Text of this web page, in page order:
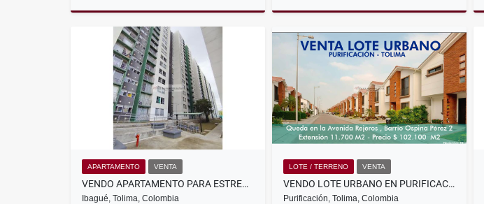
$1.800.000.000
Alquiler
$1.400.000
APARTAMENTO VENTA
VENDO APARTAMENTO PARA ESTRENAR PISO 13 SECTOR POBLADO FLOR ALBA
Ibagué, Tolima, Colombia
LOTE / TERRENO VENTA
VENDO LOTE URBANO EN PURIFICACION
Purificación, Tolima, Colombia